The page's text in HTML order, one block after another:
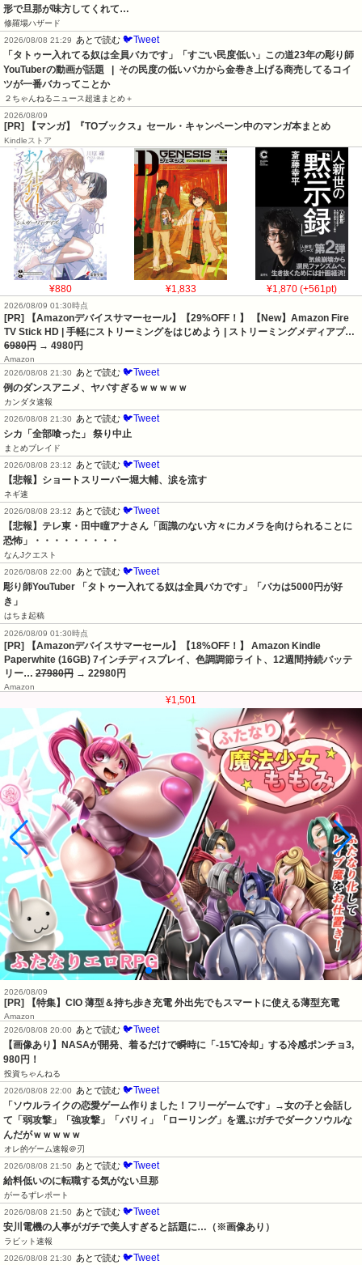
形で旦那が味方してくれて…
修羅場ハザード
2026/08/08 21:29
あとで読む 🐦Tweet
「タトゥー入れてる奴は全員バカです」「すごい民度低い」この道23年の彫り師
YouTuberの動画が話題   |  その民度の低いバカから金巻き上げる商売してるコイ
ツが一番バカってことか
２ちゃんねるニュース超速まとめ＋
2026/08/09
[PR] 【マンガ】『TOブックス』セール・キャンペーン中のマンガ本まとめ
Kindleストア
¥880 ¥1,833 ¥1,870 (+561pt)
2026/08/09 01:30時点
[PR] 【Amazonデバイスサマーセール】【29%OFF！】 【New】Amazon Fire
TV Stick HD | 手軽にストリーミングをはじめよう | ストリーミングメディアプ…
6980円 → 4980円
Amazon
2026/08/08 21:30 あとで読む 🐦Tweet
例のダンスアニメ、ヤバすぎるｗｗｗｗｗ
カンダタ速報
2026/08/08 21:30 あとで読む 🐦Tweet
シカ「全部喰った」 祭り中止
まとめブレイド
2026/08/08 23:12 あとで読む 🐦Tweet
【悲報】ショートスリーパー堀大輔、涙を流す
ネギ速
2026/08/08 23:12 あとで読む 🐦Tweet
【悲報】テレ東・田中瞳アナさん「面識のない方々にカメラを向けられることに
恐怖」・・・・・・・・・
なんJクエスト
2026/08/08 22:00 あとで読む 🐦Tweet
彫り師YouTuber 「タトゥー入れてる奴は全員バカです」「バカは5000円が好
き」
はちま起稿
2026/08/09 01:30時点
[PR] 【Amazonデバイスサマーセール】【18%OFF！】 Amazon Kindle
Paperwhite (16GB) 7インチディスプレイ、色調調節ライト、12週間持続バッテ
リー… 27980円 → 22980円
Amazon
¥1,501
2026/08/09
[PR] 【特集】CIO 薄型＆持ち歩き充電 外出先でもスマートに使える薄型充電
Amazon
2026/08/08 20:00 あとで読む 🐦Tweet
【画像あり】NASAが開発、着るだけで瞬時に「-15℃冷却」する冷感ポンチョ3,
980円！
投資ちゃんねる
2026/08/08 22:00 あとで読む 🐦Tweet
「ソウルライクの恋愛ゲーム作りました！フリーゲームです」→女の子と会話し
て「弱攻撃」「強攻撃」「パリィ」「ローリング」を選ぶガチでダークソウルな
んだがｗｗｗｗｗ
オレ的ゲーム速報＠刃
2026/08/08 21:50 あとで読む 🐦Tweet
給料低いのに転職する気がない旦那
がーるずレポート
2026/08/08 21:50 あとで読む 🐦Tweet
安川電機の人事がガチで美人すぎると話題に…（※画像あり）
ラビット速報
2026/08/08 21:30 あとで読む 🐦Tweet